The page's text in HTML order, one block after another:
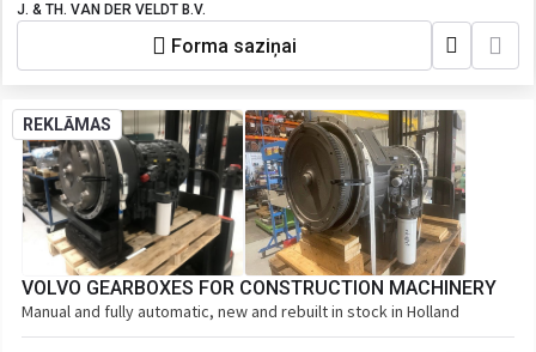
J. & TH. VAN DER VELDT B.V.
Forma saziņai
REKLĀMAS
VOLVO GEARBOXES FOR CONSTRUCTION MACHINERY
Manual and fully automatic, new and rebuilt in stock in Holland